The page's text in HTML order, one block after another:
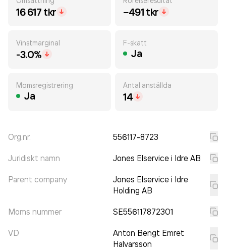
16 617 tkr −491 tkr
Vinstmarginal
-3.0%
F-skatt
Ja
Momsregistrering
Ja
Antal anställda
14
Org.nr. 556117-8723
Juridiskt namn Jones Elservice i Idre AB
Parent company
Jones Elservice i Idre
Holding AB
Moms nummer SE556117872301
VD
Anton Bengt Emret
Halvarsson